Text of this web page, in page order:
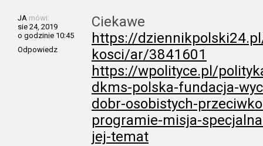
JA mówi:
sie 24, 2019
o godzinie 10:45
Odpowiedz
Ciekawe
https://
kosci/ar/3841601
https://wpolityce.pl/
dkms-polska-fundacja-
dobr-osobistych-
programie-misja-
jej-temat